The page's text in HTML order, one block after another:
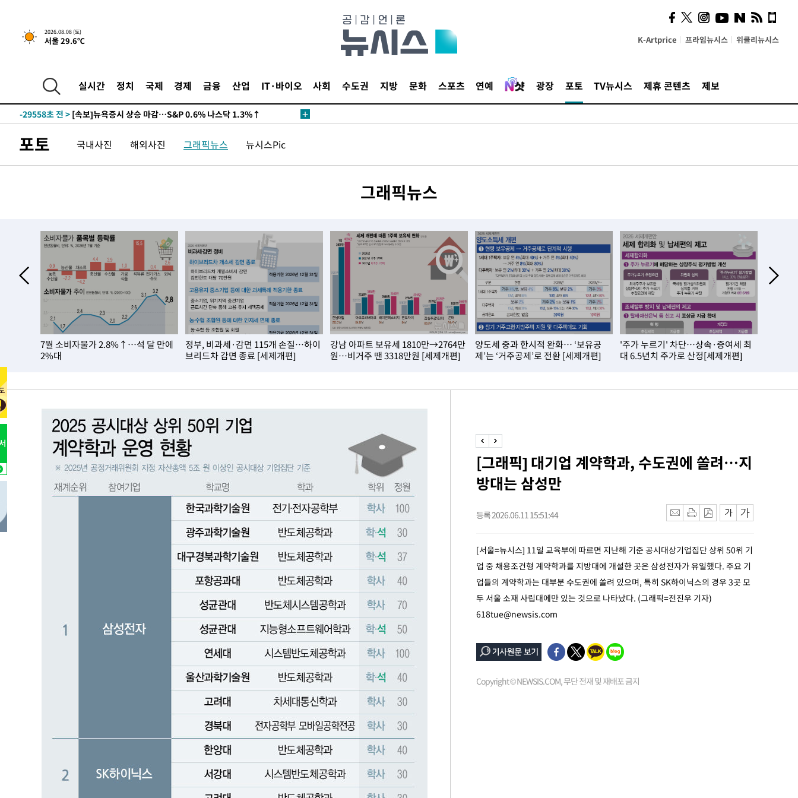
2026.08.08 (토)
서울 29.6℃ K-Artprice 프라임뉴시스 위클리뉴시스
실시간 정치 국제 경제 금융 산업 IT·바이오 사회 수도권 지방 문화 스포츠 연예 광장 포토 TV뉴시스 제휴 콘텐츠 제보
-29558초 전 > [속보]뉴욕증시 상승 마감…S&P 0.6% 나스닥 1.3%↑
포토 국내사진 해외사진 그래픽뉴스 뉴시스Pic
그래픽뉴스
7월 소비자물가 2.8%↑…석 달 만에
2%대
정부, 비과세·감면 115개 손질…하이
브리드차 감면 종료 [세제개편]
강남 아파트 보유세 1810만→2764만
원…비거주 땐 3318만원 [세제개편]
양도세 중과 한시적 완화… ‘보유공
제’는 ‘거주공제’로 전환 [세제개편]
'주가 누르기' 차단…상속·증여세 최
대 6.5년치 주가로 산정[세제개편]
[그래픽] 대기업 계약학과, 수도권에 쏠려…지
방대는 삼성만
등록 2026.06.11 15:51:44
[서울=뉴시스] 11일 교육부에 따르면 지난해 기준 공시대상기업집단 상위 50위 기
업 중 채용조건형 계약학과를 지방대에 개설한 곳은 삼성전자가 유일했다. 주요 기
업들의 계약학과는 대부분 수도권에 쏠려 있으며, 특히 SK하이닉스의 경우 3곳 모
두 서울 소재 사립대에만 있는 것으로 나타났다. (그래픽=전진우 기자)
618tue@newsis.com
Copyright © NEWSIS.COM, 무단 전재 및 재배포 금지